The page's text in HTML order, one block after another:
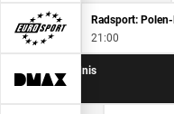
Radsport:
21:00
in die Wildnis